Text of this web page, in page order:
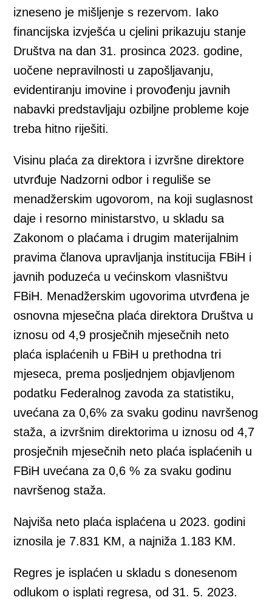
izneseno je mišljenje s rezervom. Iako
financijska izvješća u cjelini prikazuju stanje
Društva na dan 31. prosinca 2023. godine,
uočene nepravilnosti u zapošljavanju,
evidentiranju imovine i provođenju javnih
nabavki predstavljaju ozbiljne probleme koje
treba hitno riješiti.
Visinu plaća za direktora i izvršne direktore
utvrđuje Nadzorni odbor i reguliše se
menadžerskim ugovorom, na koji suglasnost
daje i resorno ministarstvo, u skladu sa
Zakonom o plaćama i drugim materijalnim
pravima članova upravljanja institucija FBiH i
javnih poduzeća u većinskom vlasništvu
FBiH. Menadžerskim ugovorima utvrđena je
osnovna mjesečna plaća direktora Društva u
iznosu od 4,9 prosječnih mjesečnih neto
plaća isplaćenih u FBiH u prethodna tri
mjeseca, prema posljednjem objavljenom
podatku Federalnog zavoda za statistiku,
uvećana za 0,6% za svaku godinu navršenog
staža, a izvršnim direktorima u iznosu od 4,7
prosječnih mjesečnih neto plaća isplaćenih u
FBiH uvećana za 0,6 % za svaku godinu
navršenog staža.
Najviša neto plaća isplaćena u 2023. godini
iznosila je 7.831 KM, a najniža 1.183 KM.
Regres je isplaćen u skladu s donesenom
odlukom o isplati regresa, od 31. 5. 2023.